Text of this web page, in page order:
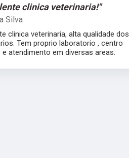
clinica veterinaria!"
Silva
clinica veterinaria, alta qualidade dos
Tem proprio laboratorio , centro
e atendimento em diversas areas.